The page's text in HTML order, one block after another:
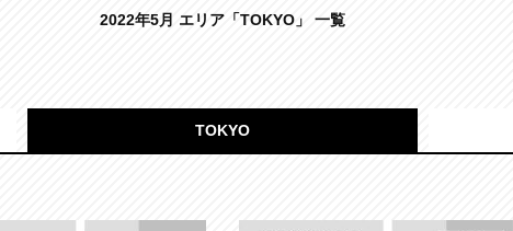
2022年5月 エリア「TOKYO」 一覧
TOKYO